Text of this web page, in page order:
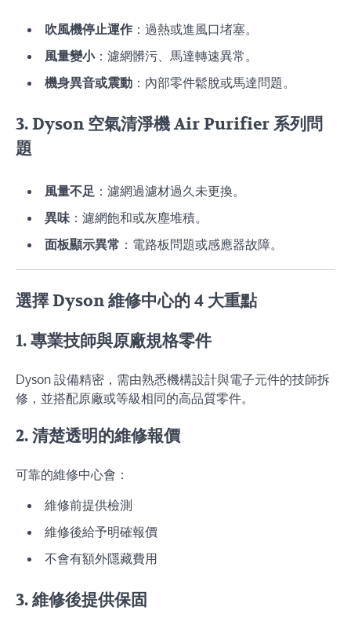
吹風機停止運作 ：過熱或進風口堵塞。
風量變小：濾網髒污、馬達轉速異常。
機身異音或震動 ：內部零件鬆脫或馬達問題。
3. Dyson 空氣清淨機 Air Purifier 系列問
題
風量不足 ：濾網過濾材過久未更換。
異味 ：濾網飽和或灰塵堆積。
面板顯示異常 ：電路板問題或感應器故障。
選擇 Dyson 維修中心的 4 大重點
1. 專業技師與原廠規格零件
Dyson 設備精密，需由熟悉機構設計與電子元件的技師拆
修，並搭配原廠或等級相同的高品質零件。
2. 清楚透明的維修報價
可靠的維修中心會：
維修前提供檢測
維修後給予明確報價
不會有額外隱藏費用
3. 維修後提供保固